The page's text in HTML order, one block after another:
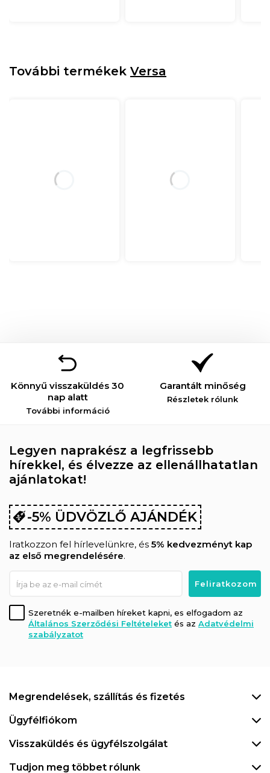
További termékek Versa
Könnyű visszaküldés 30
nap alatt
További információ
Garantált minőség
Részletek rólunk
Legyen naprakész a legfrissebb
hírekkel, és élvezze az ellenállhatatlan
ajánlatokat!
-5% ÜDVÖZLŐ AJÁNDÉK
Iratkozzon fel hírlevelünkre, és 5% kedvezményt kap
az első megrendelésére.
Szeretnék e-mailben híreket kapni, es elfogadom az
Általános Szerződési Feltételeket és az Adatvédelmi
szabályzatot
Megrendelések, szállítás és fizetés
Ügyfélfiókom
Visszaküldés és ügyfélszolgálat
Tudjon meg többet rólunk